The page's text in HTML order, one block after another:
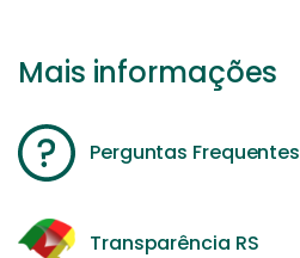
Mais informações
Perguntas Frequentes
Transparência RS